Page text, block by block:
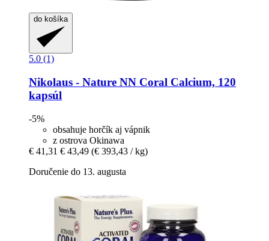
do košíka
5.0 (1)
Nikolaus - Nature NN Coral Calcium, 120
kapsúl
-5%
obsahuje horčík aj vápnik
z ostrova Okinawa
€ 41,31 € 43,49 (€ 393,43 / kg)
Doručenie do 13. augusta